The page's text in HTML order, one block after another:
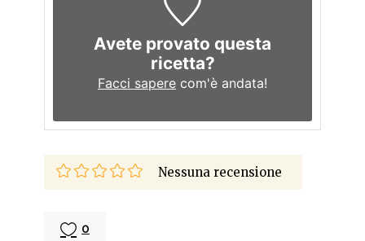
Avete provato questa
ricetta?
Facci sapere com'è andata!
Nessuna recensione
0